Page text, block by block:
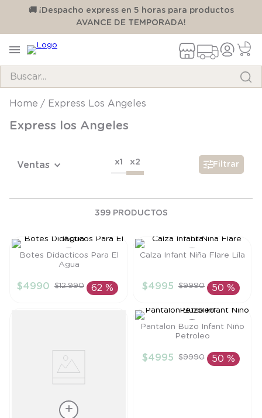
🚚 ¡Despacho express en 5 horas para productos
AVANCE DE TEMPORADA!
Express Los Angeles
Express los Angeles
Ventas x1 x2 Filtrar
399 PRODUCTOS
Botes Didacticos Para El
Agua
$4990 $12.990 62 %
AÑADIR AL
CARRITO
Calza Infant Niña Flare Lila
$4995 $9990 50 %
Pantalon Buzo Infant Niño
Petroleo
$4995 $9990 50 %
TÉRMINOS MÁS BUSCADOS
1.
pijama
3.
zapatillas
7.
niña